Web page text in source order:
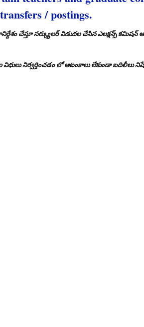
/ postings.
చేస్తూ సర్క్యులర్ విడుదల చేసిన ఎలక్షన్స్
నిర్వర్తించడం లో ఆటంకాలు లేకుండా బదిలీలు